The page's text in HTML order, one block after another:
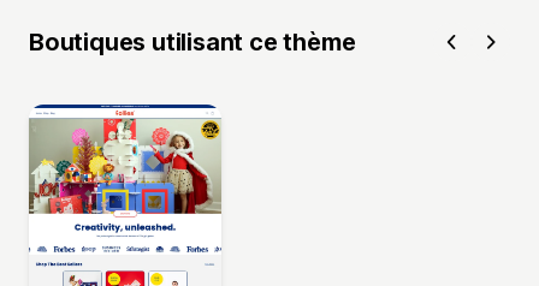
Boutiques utilisant ce thème